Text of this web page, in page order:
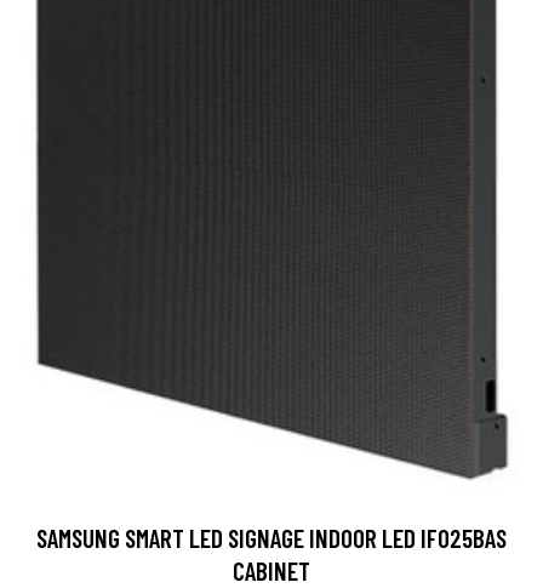
SAMSUNG SMART LED SIGNAGE INDOOR LED IF025BAS
CABINET